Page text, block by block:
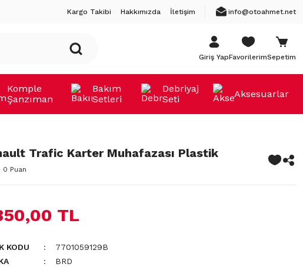
Kargo Takibi Hakkımızda İletişim info@otoahmet.net
Giriş YapFavorilerimSepetim
Komple
Şanzıman
Bakım
Setleri
Debriyaj
Seti
Aksesuarlar
Trafic Karter Muhafazası Plastik
0 Puan
TL
KODU
7701059129B
BRD